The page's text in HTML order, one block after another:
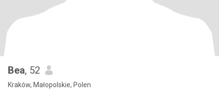
Bea, 52
Kraków, Małopolskie, Polen